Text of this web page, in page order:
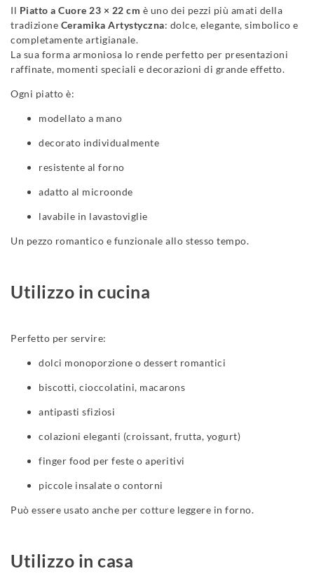
Il Piatto a Cuore 23 × 22 cm è uno dei pezzi più amati della
tradizione Ceramika Artystyczna: dolce, elegante, simbolico e
completamente artigianale.
La sua forma armoniosa lo rende perfetto per presentazioni
raffinate, momenti speciali e decorazioni di grande effetto.
Ogni piatto è:
modellato a mano
decorato individualmente
resistente al forno
adatto al microonde
lavabile in lavastoviglie
Un pezzo romantico e funzionale allo stesso tempo.
Utilizzo in cucina
Perfetto per servire:
dolci monoporzione o dessert romantici
biscotti, cioccolatini, macarons
antipasti sfiziosi
colazioni eleganti (croissant, frutta, yogurt)
finger food per feste o aperitivi
piccole insalate o contorni
Può essere usato anche per cotture leggere in forno.
Utilizzo in casa